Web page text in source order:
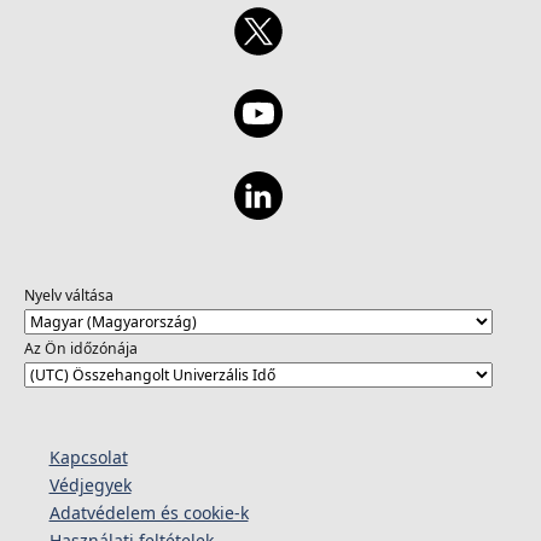
Nyelv váltása
Az Ön időzónája
Kapcsolat
Védjegyek
Adatvédelem és cookie-k